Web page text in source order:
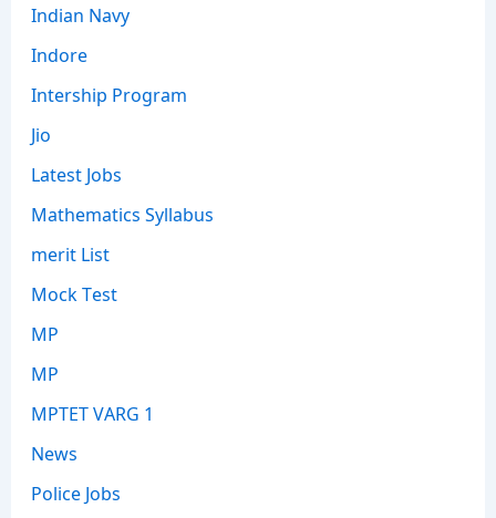
Indian Navy
Indore
Intership Program
Jio
Latest Jobs
Mathematics Syllabus
merit List
Mock Test
MP
MP
MPTET VARG 1
News
Police Jobs